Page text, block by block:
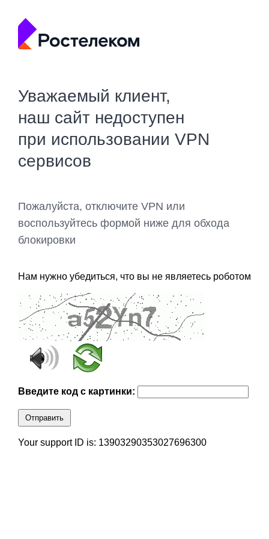
Уважаемый клиент,
наш сайт недоступен
при использовании VPN
сервисов
Пожалуйста, отключите VPN или
воспользуйтесь формой ниже для обхода
блокировки
Нам нужно убедиться, что вы не являетесь роботом
Введите код с картинки:
Отправить
Your support ID is: 13903290353027696300